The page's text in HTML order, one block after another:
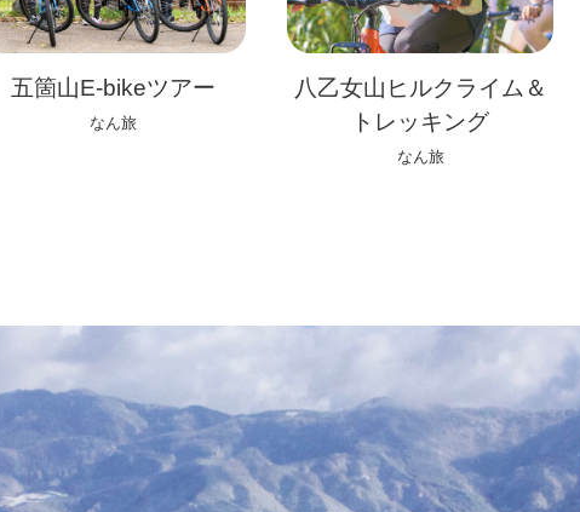
五箇山E-bikeツアー
なん旅
八乙女山ヒルクライム＆
トレッキング
なん旅